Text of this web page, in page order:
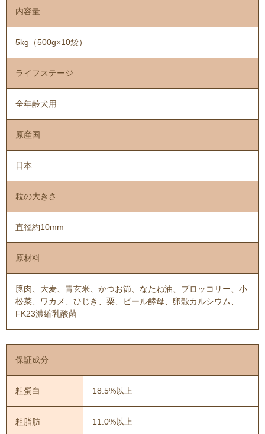
内容量
5kg（500g×10袋）
ライフステージ
全年齢犬用
原産国
日本
粒の大きさ
直径約10mm
原材料
豚肉、大麦、青玄米、かつお節、なたね油、ブロッコリー、小
松菜、ワカメ、ひじき、粟、ビール酵母、卵殻カルシウム、
FK23濃縮乳酸菌
保証成分
粗蛋白 18.5%以上
粗脂肪 11.0%以上